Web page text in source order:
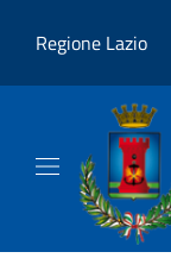
Regione Lazio